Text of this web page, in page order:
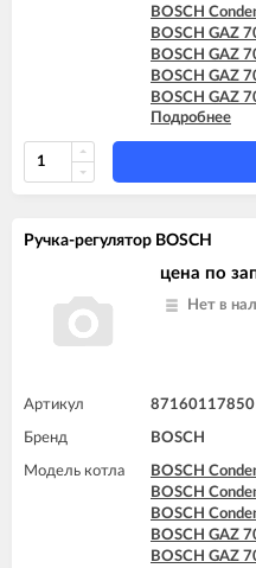
BOSCH
BOSCH GAZ
BOSCH GAZ
BOSCH GAZ
BOSCH GAZ
BOSCH GAZ
BOSCH GAZ
BOSCH GAZ
BOSCH GAZ
Подробнее
Ручка-регулятор BOSCH
цена по
Нет в
Артикул 87160117850
Бренд BOSCH
Модель котла
BOSCH
BOSCH
BOSCH
BOSCH GAZ
BOSCH GAZ